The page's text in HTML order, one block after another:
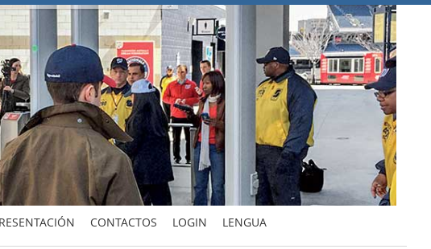
CONTACTOS LOGIN LENGUA